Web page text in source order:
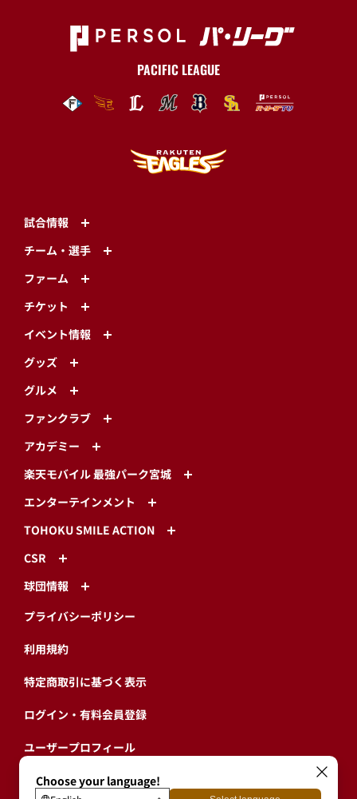
PACIFIC LEAGUE
試合情報
チーム・選手
ファーム
チケット
イベント情報
グッズ
グルメ
ファンクラブ
アカデミー
楽天モバイル 最強パーク宮城
エンターテインメント
TOHOKU SMILE ACTION
CSR
球団情報
プライバシーポリシー
利用規約
特定商取引に基づく表示
ログイン・有料会員登録
ユーザープロフィール
会員情報引継ぎ